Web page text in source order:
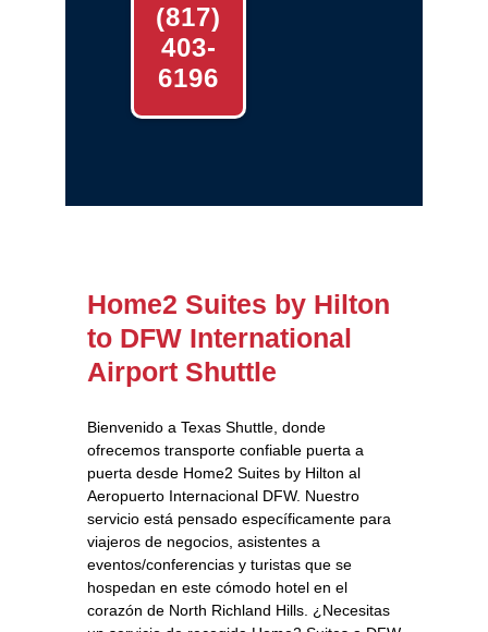
(817)
403-
6196
Home2 Suites by Hilton
to DFW International
Airport Shuttle
Bienvenido a Texas Shuttle, donde
ofrecemos transporte confiable puerta a
puerta desde Home2 Suites by Hilton al
Aeropuerto Internacional DFW. Nuestro
servicio está pensado específicamente para
viajeros de negocios, asistentes a
eventos/conferencias y turistas que se
hospedan en este cómodo hotel en el
corazón de North Richland Hills. ¿Necesitas